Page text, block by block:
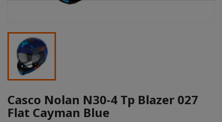
Casco Nolan N30-4 Tp Blazer 027
Flat Cayman Blue